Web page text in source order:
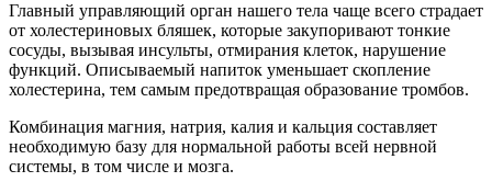
Главный управляющий орган нашего тела чаще всего страдает
от холестериновых бляшек, которые закупоривают тонкие
сосуды, вызывая инсульты, отмирания клеток, нарушение
функций. Описываемый напиток уменьшает скопление
холестерина, тем самым предотвращая образование тромбов.
Комбинация магния, натрия, калия и кальция составляет
необходимую базу для нормальной работы всей нервной
системы, в том числе и мозга.